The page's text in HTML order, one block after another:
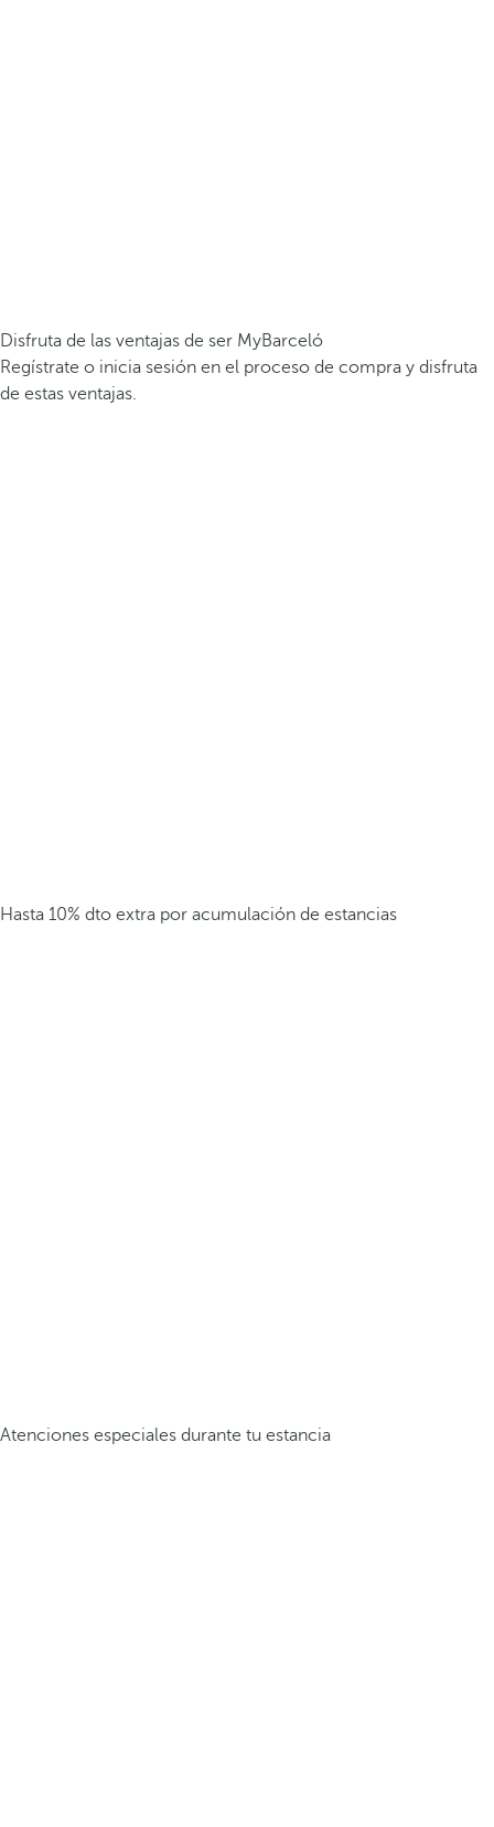
Disfruta de las ventajas de ser MyBarceló
Regístrate o inicia sesión en el proceso de compra y disfruta
de estas ventajas.
Hasta 10% dto extra por acumulación de estancias
Atenciones especiales durante tu estancia